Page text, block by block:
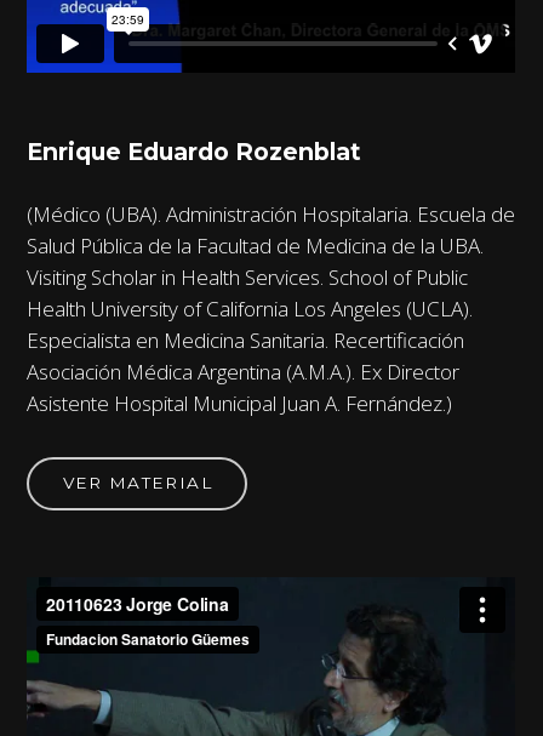
Enrique Eduardo Rozenblat
(Médico (UBA). Administración Hospitalaria. Escuela de
Salud Pública de la Facultad de Medicina de la UBA.
Visiting Scholar in Health Services. School of Public
Health University of California Los Angeles (UCLA).
Especialista en Medicina Sanitaria. Recertificación
Asociación Médica Argentina (A.M.A.). Ex Director
Asistente Hospital Municipal Juan A. Fernández.)
VER MATERIAL